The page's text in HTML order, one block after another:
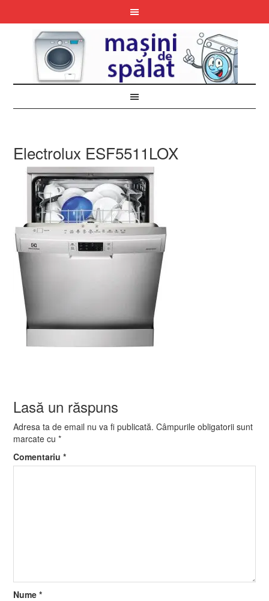
Electrolux ESF5511LOX
Lasă un răspuns
Adresa ta de email nu va fi publicată. Câmpurile obligatorii sunt
marcate cu*
Comentariu*
Nume*